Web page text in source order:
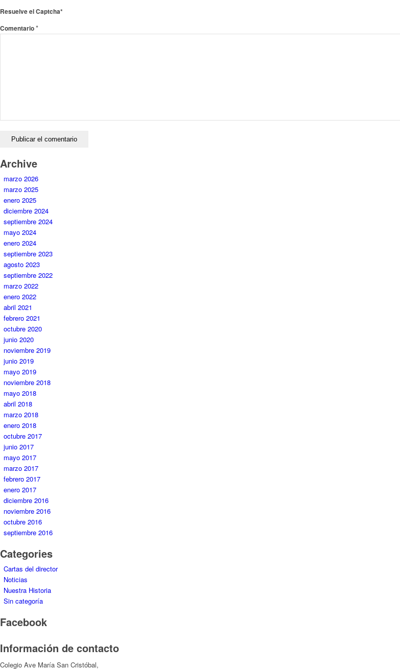
Resuelve el Captcha*
Comentario*
Archive
marzo 2026
marzo 2025
enero 2025
diciembre 2024
septiembre 2024
mayo 2024
enero 2024
septiembre 2023
agosto 2023
septiembre 2022
marzo 2022
enero 2022
abril 2021
febrero 2021
octubre 2020
junio 2020
noviembre 2019
junio 2019
mayo 2019
noviembre 2018
mayo 2018
abril 2018
marzo 2018
enero 2018
octubre 2017
junio 2017
mayo 2017
marzo 2017
febrero 2017
enero 2017
diciembre 2016
noviembre 2016
octubre 2016
septiembre 2016
Categories
Cartas del director
Noticias
Nuestra Historia
Sin categoría
Facebook
Información de contacto
Colegio Ave María San Cristóbal,